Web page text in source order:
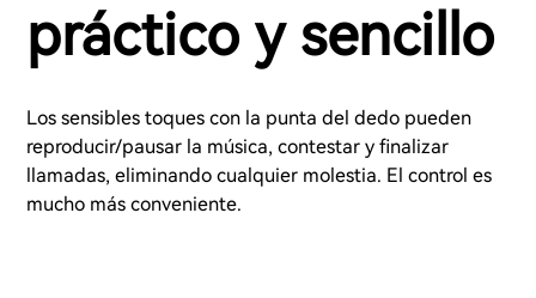
práctico y sencillo
Los sensibles toques con la punta del dedo pueden
reproducir/pausar la música, contestar y finalizar
llamadas, eliminando cualquier molestia. El control es
mucho más conveniente.